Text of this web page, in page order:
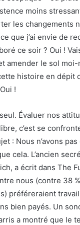
moins
les changements
que j’ai envie de
ce soir ? Oui !
amender le sol moi-
histoire en dépit
!
Évaluer nos
c’est se
: Nous n’avons
cela. L’ancien
a écrit dans The
nous (contre 38
préféreraient
bien payés. Un
a montré que le